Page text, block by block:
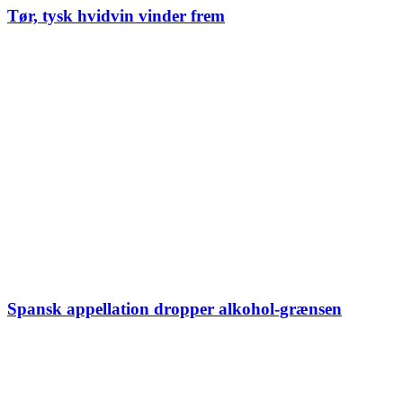
Tør, tysk hvidvin vinder frem
Spansk appellation dropper alkohol-grænsen